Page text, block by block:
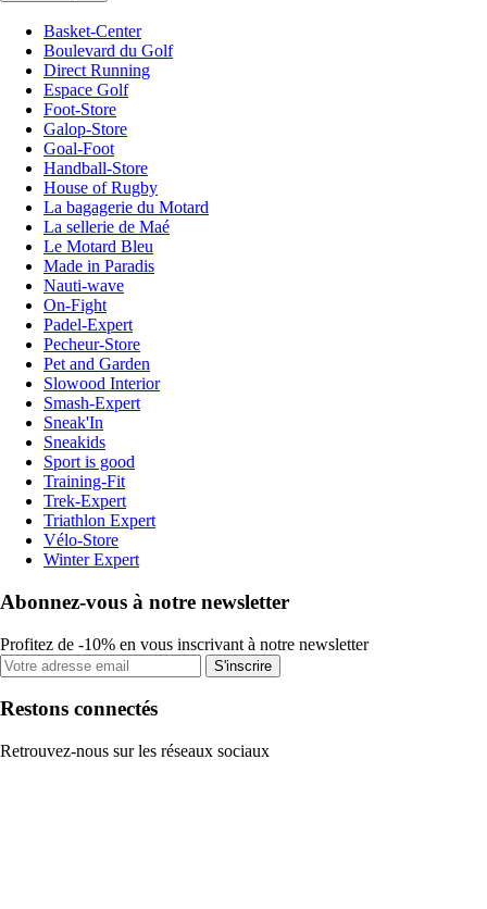
Basket-Center
Boulevard du Golf
Direct Running
Espace Golf
Foot-Store
Galop-Store
Goal-Foot
Handball-Store
House of Rugby
La bagagerie du Motard
La sellerie de Maé
Le Motard Bleu
Made in Paradis
Nauti-wave
On-Fight
Padel-Expert
Pecheur-Store
Pet and Garden
Slowood Interior
Smash-Expert
Sneak'In
Sneakids
Sport is good
Training-Fit
Trek-Expert
Triathlon Expert
Vélo-Store
Winter Expert
Abonnez-vous à notre newsletter
Profitez de -10% en vous inscrivant à notre newsletter
S'inscrire
Restons connectés
Retrouvez-nous sur les réseaux sociaux